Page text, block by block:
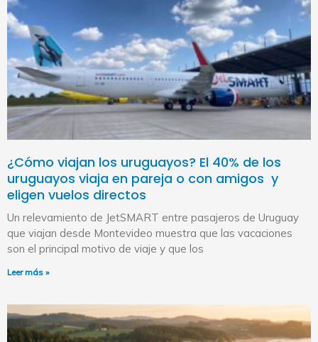
¿Cómo viajan los uruguayos? El 40% de los
uruguayos viaja en pareja o con amigos y
eligen vuelos directos
Un relevamiento de JetSMART entre pasajeros de Uruguay
que viajan desde Montevideo muestra que las vacaciones
son el principal motivo de viaje y que los
Leer más »